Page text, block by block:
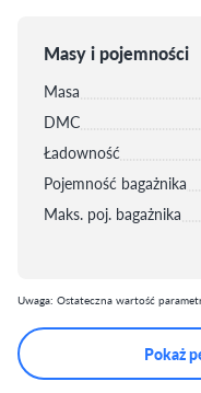
Masy i pojemności
Masa
DMC
Ładowność
Pojemność bagażnika
Maks. poj. bagażnika
Uwaga: Ostateczna wartość
Pokaż